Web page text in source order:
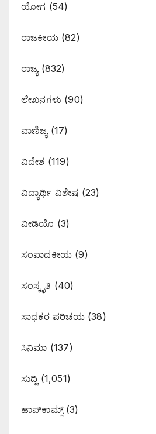
ಯೋಗ (54)
ರಾಜಕೀಯ(82)
ರಾಜ್ಯ(832)
ಲೇಖನಗಳು (90)
ವಾಣಿಜ್ಯ(17)
ವಿದೇಶ (119)
ವಿದ್ಯಾರ್ಥಿ ವಿಶೇಷ (23)
ವೀಡಿಯೊ (3)
ಸಂಪಾದಕೀಯ (9)
ಸಂಸ್ಕೃತಿ (40)
ಸಾಧಕರ ಪರಿಚಯ(38)
ಸಿನಿಮಾ (137)
ಸುದ್ದಿ (1,051)
ಹಾಪ್‌ಕಾಮ್ಸ್‌(3)